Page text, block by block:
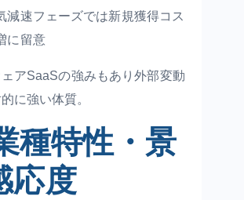
減速フェーズでは新規獲得コス
に留意
アSaaSの強みもあり外部変動
に強い体質。
種特性・景
応度